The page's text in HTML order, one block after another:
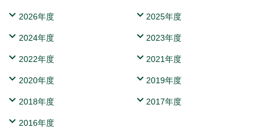
2026年度 2025年度
2024年度 2023年度
2022年度 2021年度
2020年度 2019年度
2018年度 2017年度
2016年度